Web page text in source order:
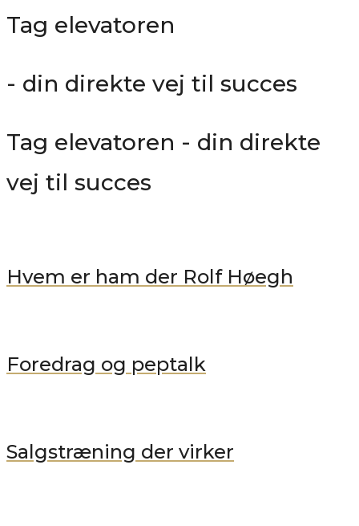
Tag elevatoren
- din direkte vej til succes
Tag elevatoren - din direkte
vej til succes
Hvem er ham der Rolf Høegh
Foredrag og peptalk
Salgstræning der virker